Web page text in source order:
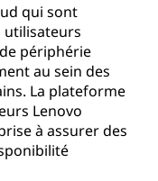
qui sont
utilisateurs
périphérie
au sein des
La plateforme
Lenovo
à assurer des